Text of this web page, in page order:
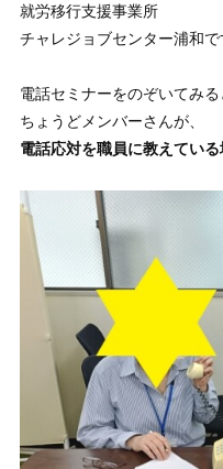
就労移行支援事業所
チャレジョブセンター浦和で
電話セミナーをのぞいてみる
ちょうどメンバーさんが、
電話応対を職員に教えている